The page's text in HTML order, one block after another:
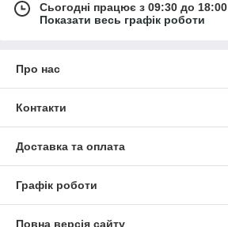
Сьогодні працює з 09:30 до 18:00
Показати весь графік роботи
Про нас
Контакти
Доставка та оплата
Графік роботи
Повна версія сайту